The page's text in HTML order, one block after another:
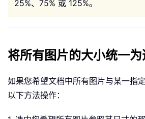
25%、75% 或 125%。
将所有图片的大小统一
如果您希望文档中所有图片与某一指
以下方法操作：